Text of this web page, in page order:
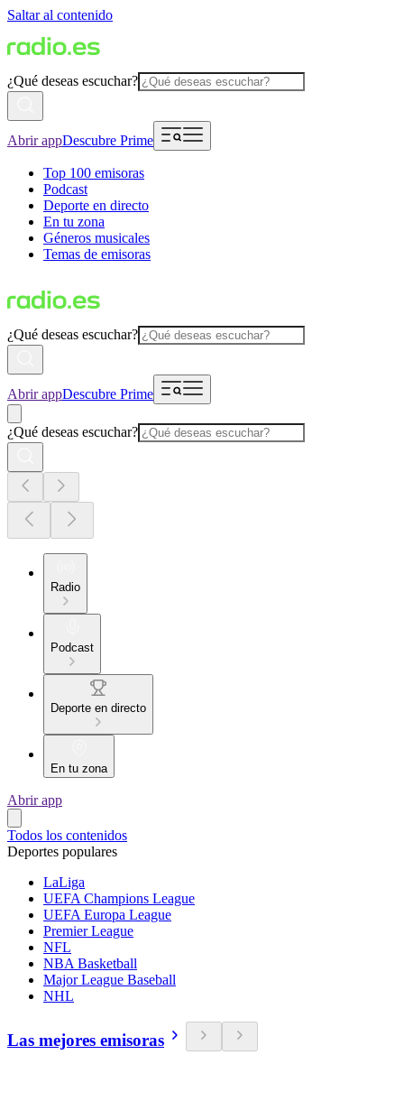
Saltar al contenido
¿Qué deseas escuchar?
Abrir appDescubre Prime
Top 100 emisoras
Podcast
Deporte en directo
En tu zona
Géneros musicales
Temas de emisoras
¿Qué deseas escuchar?
Abrir appDescubre Prime
¿Qué deseas escuchar?
Radio
Podcast
Deporte en directo
En tu zona
Abrir app
Todos los contenidos
Deportes populares
LaLiga
UEFA Champions League
UEFA Europa League
Premier League
NFL
NBA Basketball
Major League Baseball
NHL
Las mejores emisoras